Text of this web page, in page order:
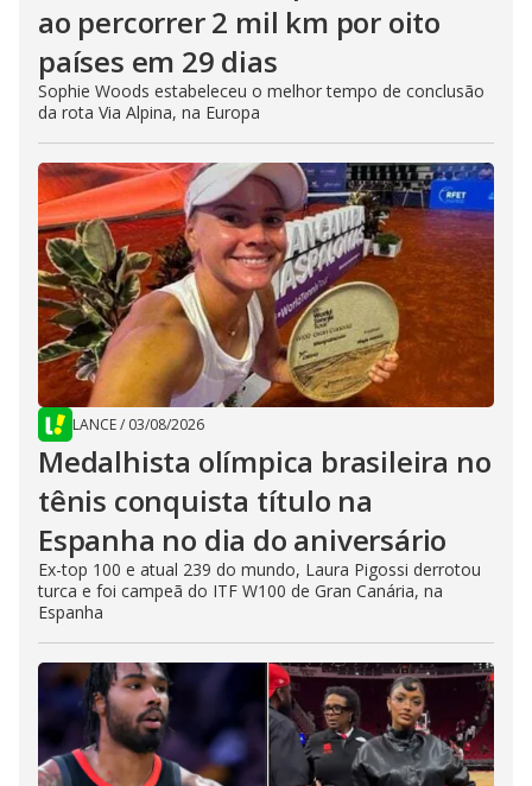
ao percorrer 2 mil km por oito
países em 29 dias
Sophie Woods estabeleceu o melhor tempo de conclusão
da rota Via Alpina, na Europa
LANCE/ 03/08/2026
Medalhista olímpica brasileira no
tênis conquista título na
Espanha no dia do aniversário
Ex-top 100 e atual 239 do mundo, Laura Pigossi derrotou
turca e foi campeã do ITF W100 de Gran Canária, na
Espanha